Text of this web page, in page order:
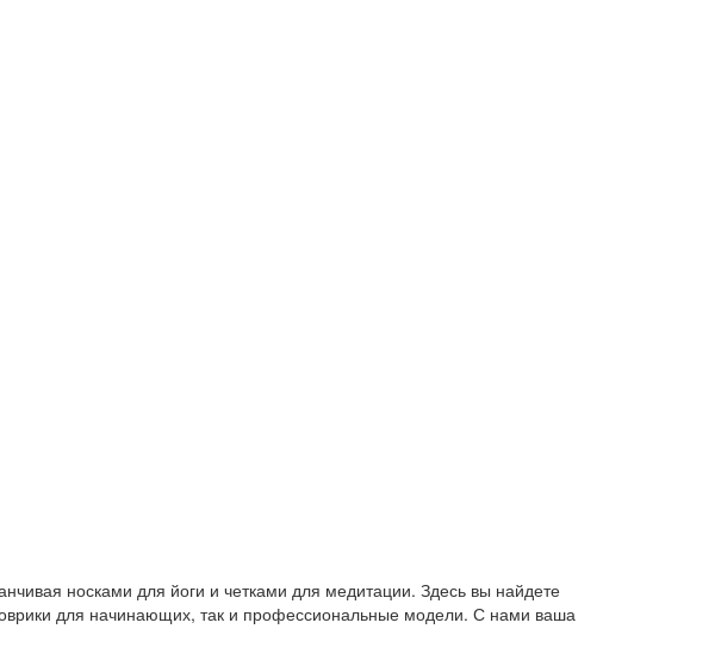
носками для йоги и четками для медитации. Здесь вы найдете
для начинающих, так и профессиональные модели. С нами ваша